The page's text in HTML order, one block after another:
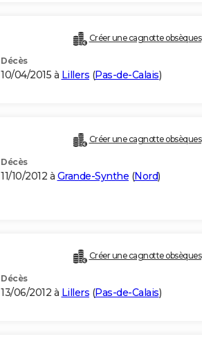
Créer une cagnotte obsèques
Décès
10/04/2015 à Lillers (Pas-de-Calais)
Créer une cagnotte obsèques
Décès
11/10/2012 à Grande-Synthe (Nord)
Créer une cagnotte obsèques
Décès
13/06/2012 à Lillers (Pas-de-Calais)